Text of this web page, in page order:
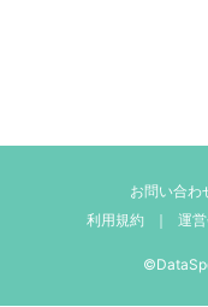
お問い合わ
利用規約
｜ 運